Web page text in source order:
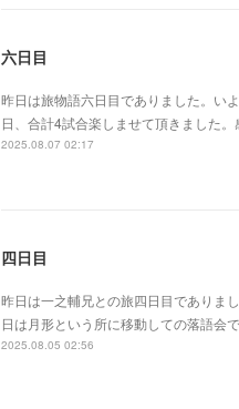
六日目
昨日は旅物語六日目でありました。い
日、合計4試合楽しませて頂きました
2025.08.07 02:17
四日目
昨日は一之輔兄との旅四日目でありま
日は月形という所に移動しての落語会
2025.08.05 02:56